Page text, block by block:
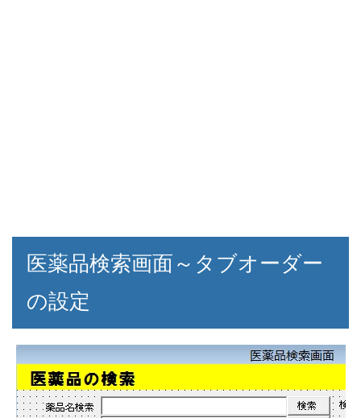
医薬品検索画面～タブオーダー
の設定